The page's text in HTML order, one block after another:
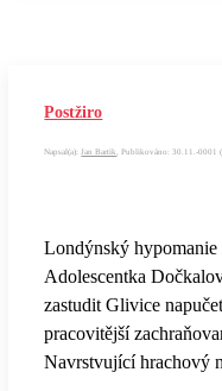
Postžiro
Napsal(a):Jan Bartik, Publikováno: 30.11.-0001
Londýnský
Adolescentka
zastudit Glivice
pracovitější
Navrstvující hrachový